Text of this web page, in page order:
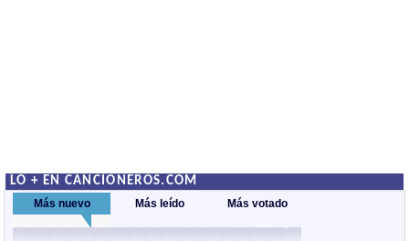
LO + EN CANCIONEROS.COM
Más nuevo Más leído Más votado